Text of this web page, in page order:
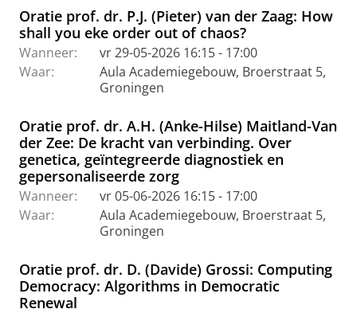
Oratie prof. dr. P.J. (Pieter) van der Zaag: How
shall you eke order out of chaos?
Wanneer:
vr 29-05-2026 16:15 - 17:00
Waar:
Aula Academiegebouw, Broerstraat 5,
Groningen
Oratie prof. dr. A.H. (Anke-Hilse) Maitland-Van
der Zee: De kracht van verbinding. Over
genetica, geïntegreerde diagnostiek en
gepersonaliseerde zorg
Wanneer:
vr 05-06-2026 16:15 - 17:00
Waar:
Aula Academiegebouw, Broerstraat 5,
Groningen
Oratie prof. dr. D. (Davide) Grossi: Computing
Democracy: Algorithms in Democratic
Renewal